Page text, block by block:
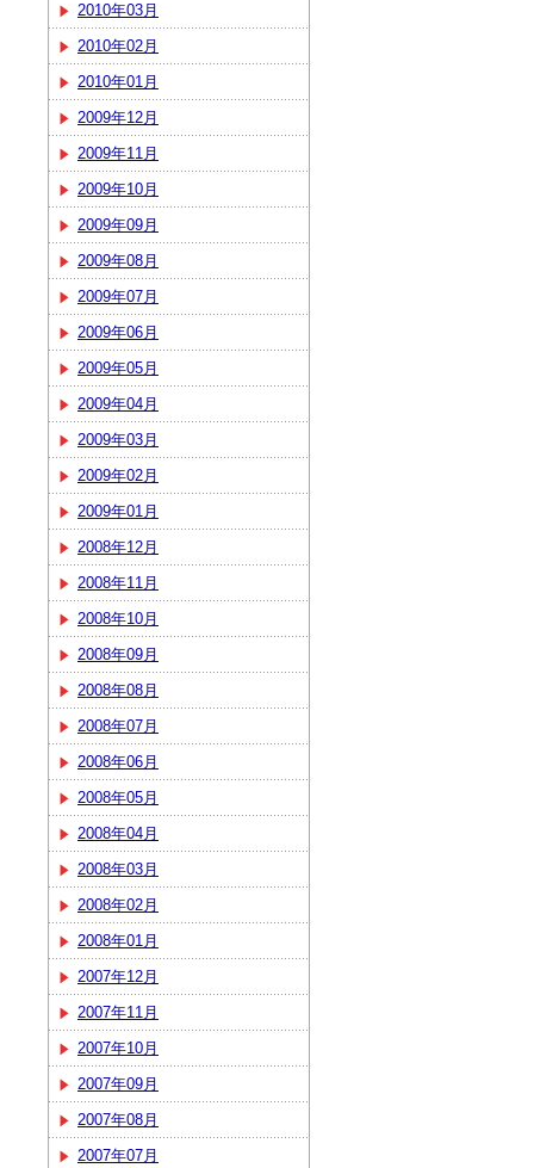
2010年03月
2010年02月
2010年01月
2009年12月
2009年11月
2009年10月
2009年09月
2009年08月
2009年07月
2009年06月
2009年05月
2009年04月
2009年03月
2009年02月
2009年01月
2008年12月
2008年11月
2008年10月
2008年09月
2008年08月
2008年07月
2008年06月
2008年05月
2008年04月
2008年03月
2008年02月
2008年01月
2007年12月
2007年11月
2007年10月
2007年09月
2007年08月
2007年07月